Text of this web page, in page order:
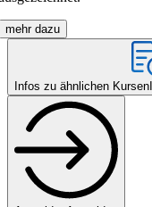
mehr dazu
Infos zu ähnlichen Kursen